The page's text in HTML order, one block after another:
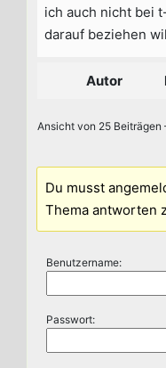
ich auch nicht bei
darauf beziehen
Autor
Ansicht von 25 Beiträgen
Du musst
Thema antworten
Benutzername:
Passwort: